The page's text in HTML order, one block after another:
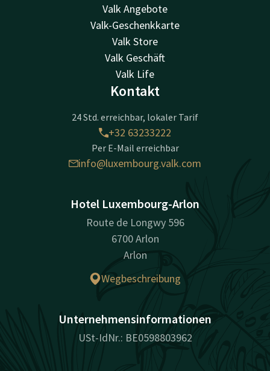
Valk Angebote
Valk-Geschenkkarte
Valk Store
Valk Geschäft
Valk Life
Kontakt
24 Std. erreichbar, lokaler Tarif
+32 63233222
Per E-Mail erreichbar
info@luxembourg.valk.com
Hotel Luxembourg-Arlon
Route de Longwy 596
6700 Arlon
Arlon
Wegbeschreibung
Unternehmensinformationen
USt-IdNr.: BE0598803962